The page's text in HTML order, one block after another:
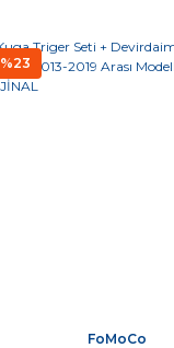
%23
FoMoCo